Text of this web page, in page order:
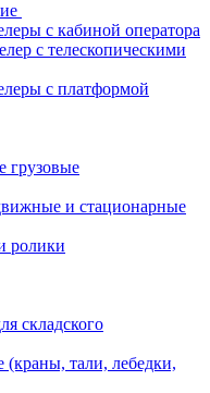
с кабиной оператора
с телескопическими
с платформой
грузовые
и стационарные
ролики
складского
(краны, тали, лебедки,